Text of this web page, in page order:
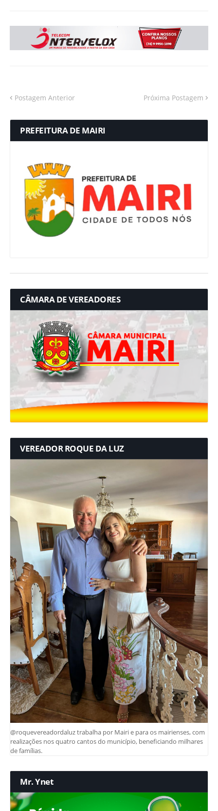
Postagem Anterior Próxima Postagem
PREFEITURA DE MAIRI
CÂMARA DE VEREADORES
VEREADOR ROQUE DA LUZ
@roquevereadordaluz trabalha por Mairi e para os mairienses, com
realizações nos quatro cantos do município, beneficiando milhares
de famílias.
Mr. Ynet